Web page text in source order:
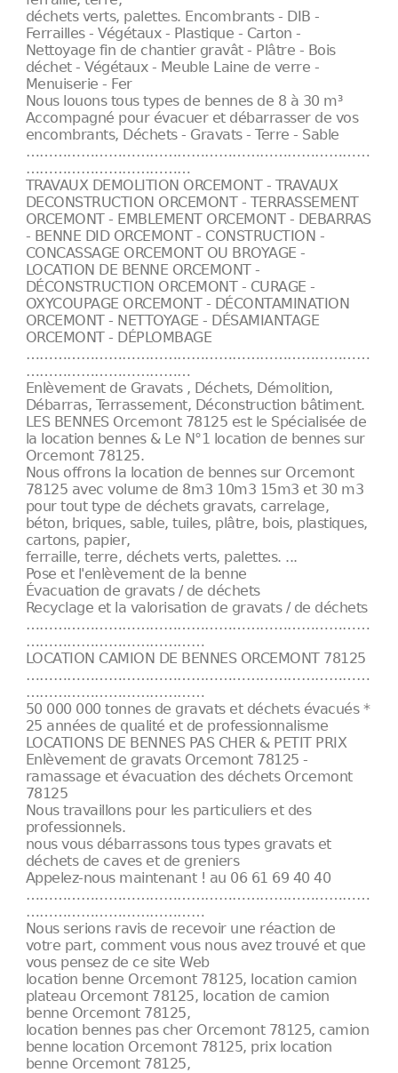
déchets verts, palettes. Encombrants - DIB -
Ferrailles - Végétaux - Plastique - Carton -
Nettoyage fin de chantier gravât - Plâtre - Bois
déchet - Végétaux - Meuble Laine de verre -
Menuiserie - Fer
Nous louons tous types de bennes de 8 à 30 m³
Accompagné pour évacuer et débarrasser de vos
encombrants, Déchets - Gravats - Terre - Sable
…………………………………………………………………
………………………………
TRAVAUX DEMOLITION ORCEMONT - TRAVAUX
DECONSTRUCTION ORCEMONT - TERRASSEMENT
ORCEMONT - EMBLEMENT ORCEMONT - DEBARRAS
- BENNE DID ORCEMONT - CONSTRUCTION -
CONCASSAGE ORCEMONT OU BROYAGE -
LOCATION DE BENNE ORCEMONT -
DÉCONSTRUCTION ORCEMONT - CURAGE -
OXYCOUPAGE ORCEMONT - DÉCONTAMINATION
ORCEMONT - NETTOYAGE - DÉSAMIANTAGE
ORCEMONT - DÉPLOMBAGE
…………………………………………………………………
………………………………
Enlèvement de Gravats , Déchets, Démolition,
Débarras, Terrassement, Déconstruction bâtiment.
LES BENNES Orcemont 78125 est le Spécialisée de
la location bennes & Le N°1 location de bennes sur
Orcemont 78125.
Nous offrons la location de bennes sur Orcemont
78125 avec volume de 8m3 10m3 15m3 et 30 m3
pour tout type de déchets gravats, carrelage,
béton, briques, sable, tuiles, plâtre, bois, plastiques,
cartons, papier,
ferraille, terre, déchets verts, palettes. ...
Pose et l'enlèvement de la benne
Évacuation de gravats / de déchets
Recyclage et la valorisation de gravats / de déchets
…………………………………………………………………
…………………………………
LOCATION CAMION DE BENNES ORCEMONT 78125
…………………………………………………………………
…………………………………
50 000 000 tonnes de gravats et déchets évacués *
25 années de qualité et de professionnalisme
LOCATIONS DE BENNES PAS CHER & PETIT PRIX
Enlèvement de gravats Orcemont 78125 -
ramassage et évacuation des déchets Orcemont
78125
Nous travaillons pour les particuliers et des
professionnels.
nous vous débarrassons tous types gravats et
déchets de caves et de greniers
Appelez-nous maintenant ! au 06 61 69 40 40
…………………………………………………………………
…………………………………
Nous serions ravis de recevoir une réaction de
votre part, comment vous nous avez trouvé et que
vous pensez de ce site Web
location benne Orcemont 78125, location camion
plateau Orcemont 78125, location de camion
benne Orcemont 78125,
location bennes pas cher Orcemont 78125, camion
benne location Orcemont 78125, prix location
benne Orcemont 78125,